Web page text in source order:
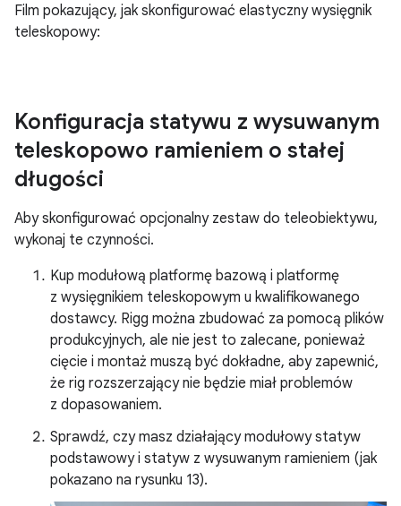
Film pokazujący, jak skonfigurować elastyczny wysięgnik
teleskopowy:
Konfiguracja statywu z wysuwanym
teleskopowo ramieniem o stałej
długości
Aby skonfigurować opcjonalny zestaw do teleobiektywu,
wykonaj te czynności.
Kup modułową platformę bazową i platformę
z wysięgnikiem teleskopowym u kwalifikowanego
dostawcy. Rigg można zbudować za pomocą plików
produkcyjnych, ale nie jest to zalecane, ponieważ
cięcie i montaż muszą być dokładne, aby zapewnić,
że rig rozszerzający nie będzie miał problemów
z dopasowaniem.
Sprawdź, czy masz działający modułowy statyw
podstawowy i statyw z wysuwanym ramieniem (jak
pokazano na rysunku 13).